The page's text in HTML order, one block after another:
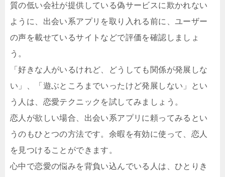
質の低い会社が提供している偽サービスに欺かれない
ように、出会い系アプリを取り入れる前に、ユーザー
の声を載せているサイトなどで評価を確認しましょ
う。
「好きな人がいるけれど、どうしても関係が発展しな
い」、「遊ぶところまでいったけど発展しない」とい
う人は、恋愛テクニックを試してみましょう。
恋人が欲しい場合、出会い系アプリに頼ってみるとい
うのもひとつの方法です。余暇を有効に使って、恋人
を見つけることができます。
心中で恋愛の悩みを背負い込んでいる人は、ひとりき